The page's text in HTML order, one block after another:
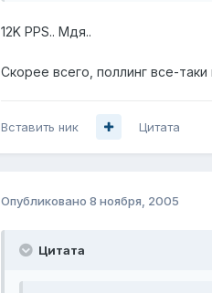
12K PPS.. Мдя..
Скорее всего, поллинг все-
Вставить ник Цитата
Опубликовано 8 ноября, 2005
Цитата